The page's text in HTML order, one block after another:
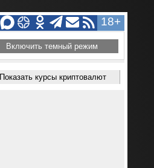
18+
Включить темный режим
Показать курсы криптовалют